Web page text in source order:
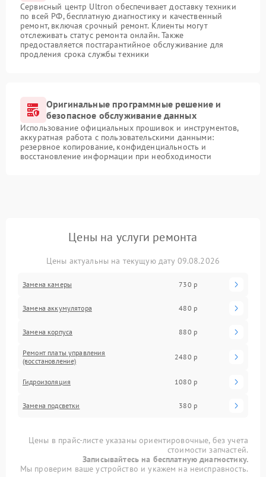
Сервисный центр Ultron обеспечивает доставку техники
по всей РФ, бесплатную диагностику и качественный
ремонт, включая срочный ремонт. Клиенты могут
отслеживать статус ремонта онлайн. Также
предоставляется постгарантийное обслуживание для
продления срока службы техники
Оригинальные программные решение и
безопасное обслуживание данных
Использование официальных прошивок и инструментов,
аккуратная работа с пользовательскими данными:
резервное копирование, конфиденциальность и
восстановление информации при необходимости
Цены на услуги ремонта
Цены актуальны на текущую дату 09.08.2026
Замена камеры 730 р
Замена аккумулятора 480 р
Замена корпуса 880 р
Ремонт платы управления
(восстановление)
2480 р
Гидроизоляция 1080 р
Замена подсветки 380 р
Цены в прайс-листе указаны ориентировочные, без учета
стоимости запчастей.
Записывайтесь на бесплатную диагностику.
Мы проверим ваше устройство и укажем на неисправность.